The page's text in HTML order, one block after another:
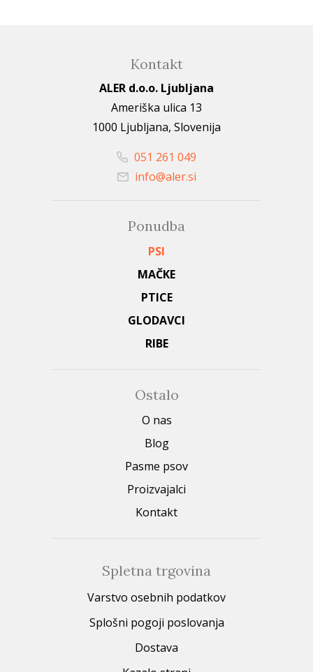
Kontakt
ALER d.o.o. Ljubljana
Ameriška ulica 13
1000 Ljubljana, Slovenija
051 261 049
info@aler.si
Ponudba
PSI
MAČKE
PTICE
GLODAVCI
RIBE
Ostalo
O nas
Blog
Pasme psov
Proizvajalci
Kontakt
Spletna trgovina
Varstvo osebnih podatkov
Splošni pogoji poslovanja
Dostava